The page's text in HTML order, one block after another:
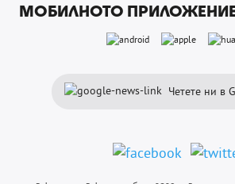
МОБИЛНОТО ПРИЛОЖЕНИЕ
Четете ни в